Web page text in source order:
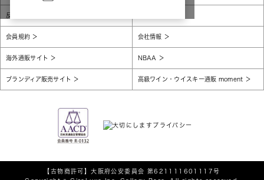
反社会的勢力に対する基本方針
会員規約 会社情報
海外通販サイト NBAA
ブランディア販売サイト 高級ワイン・ウイスキー通販 moment
【古物商許可】大阪府公安委員会 第621111601117号